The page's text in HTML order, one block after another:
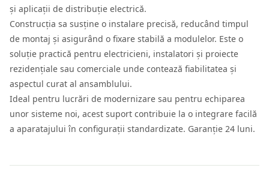
și aplicații de distribuție electrică.
Construcția sa susține o instalare precisă, reducând timpul
de montaj și asigurând o fixare stabilă a modulelor. Este o
soluție practică pentru electricieni, instalatori și proiecte
rezidențiale sau comerciale unde contează fiabilitatea și
aspectul curat al ansamblului.
Ideal pentru lucrări de modernizare sau pentru echiparea
unor sisteme noi, acest suport contribuie la o integrare facilă
a aparatajului în configurații standardizate. Garanție 24 luni.